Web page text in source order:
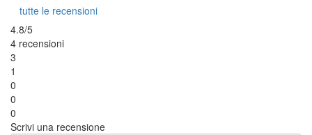
tutte le recensioni
4.8/5
4 recensioni
3
1
0
0
0
Scrivi una recensione